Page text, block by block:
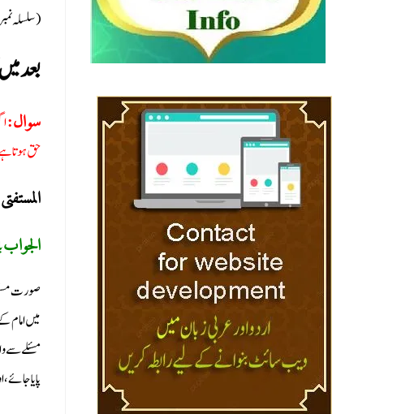
(سلسلہ نمبر:
بعد
سوال:
حق ہوتا
الجواب
صورت
میں امام
مسئلے سے
پایا